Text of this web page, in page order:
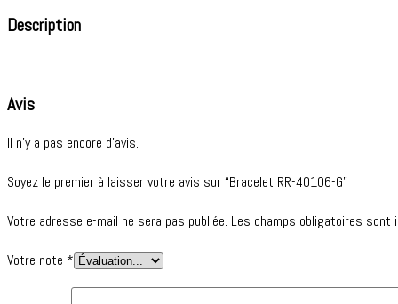
Description
Avis
Il n’y a pas encore d’avis.
Soyez le premier à laisser votre avis sur “Bracelet RR-40106-G”
Votre adresse e-mail ne sera pas publiée. Les champs obligatoires sont
Votre note *